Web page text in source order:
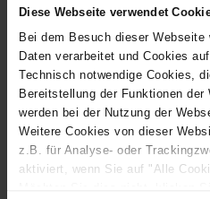
Diese Webseite verwendet
Bei dem Besuch dieser Webseite
Daten verarbeitet und Cookies
Technisch notwendige Cookies,
Bereitstellung der Funktionen der
werden bei der Nutzung der
Weitere Cookies von dieser
z.B. für Analyse- oder
aktiviert, wenn Sie auf "Alle